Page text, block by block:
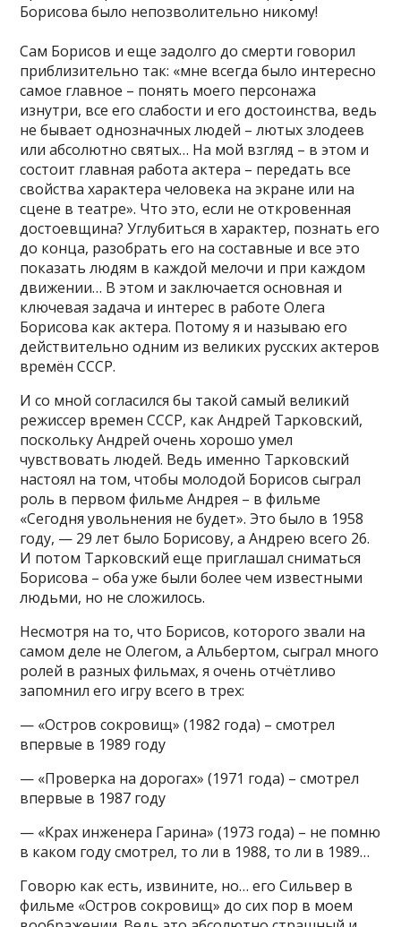
Борисова было непозволительно никому!
Сам Борисов и еще задолго до смерти говорил
приблизительно так: «мне всегда было интересно
самое главное – понять моего персонажа
изнутри, все его слабости и его достоинства, ведь
не бывает однозначных людей – лютых злодеев
или абсолютно святых… На мой взгляд – в этом и
состоит главная работа актера – передать все
свойства характера человека на экране или на
сцене в театре». Что это, если не откровенная
достоевщина? Углубиться в характер, познать его
до конца, разобрать его на составные и все это
показать людям в каждой мелочи и при каждом
движении… В этом и заключается основная и
ключевая задача и интерес в работе Олега
Борисова как актера. Потому я и называю его
действительно одним из великих русских актеров
времён СССР.
И со мной согласился бы такой самый великий
режиссер времен СССР, как Андрей Тарковский,
поскольку Андрей очень хорошо умел
чувствовать людей. Ведь именно Тарковский
настоял на том, чтобы молодой Борисов сыграл
роль в первом фильме Андрея – в фильме
«Сегодня увольнения не будет». Это было в 1958
году, — 29 лет было Борисову, а Андрею всего 26.
И потом Тарковский еще приглашал сниматься
Борисова – оба уже были более чем известными
людьми, но не сложилось.
Несмотря на то, что Борисов, которого звали на
самом деле не Олегом, а Альбертом, сыграл много
ролей в разных фильмах, я очень отчётливо
запомнил его игру всего в трех:
— «Остров сокровищ» (1982 года) – смотрел
впервые в 1989 году
— «Проверка на дорогах» (1971 года) – смотрел
впервые в 1987 году
— «Крах инженера Гарина» (1973 года) – не помню
в каком году смотрел, то ли в 1988, то ли в 1989…
Говорю как есть, извините, но… его Сильвер в
фильме «Остров сокровищ» до сих пор в моем